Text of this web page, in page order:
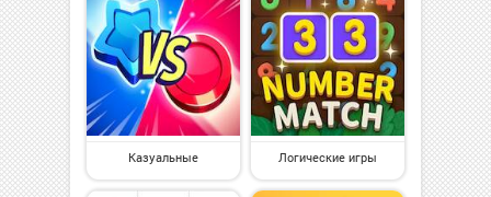
Казуальные Логические игры